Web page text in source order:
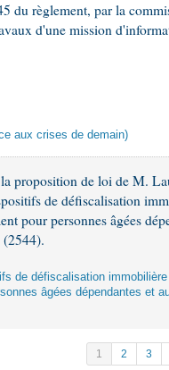
du règlement, par la
d'une mission
aux crises de demain)
proposition de loi de M.
de défiscalisation
pour personnes âgées
(2544).
de défiscalisation
âgées dépendantes et
1 2 3